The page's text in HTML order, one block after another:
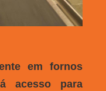
em fornos
acesso para